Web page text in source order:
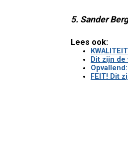
5. Sander
Lees ook:
Dit zijn
FEIT! Dit